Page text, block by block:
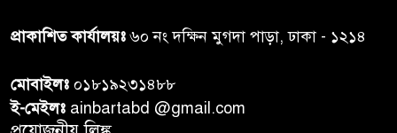
রাতের মধ্যে ঢাকাসহ ১০ অঞ্চলে
ঝড়বৃষ্টির পূর্বাভাস
৮
প্রধানমন্ত্রীর সঙ্গে দেখা করে স্বপ্নপূরণ
৯
প্রাকাশিত কার্যালয়ঃ৬০ নং দক্ষিন মুগদা পাড়া, ঢাকা - ১২১৪
মোবাইলঃ ০১৮১৯২৩১৪৮৮
ই-মেইলঃ ainbartabd @gmail.com